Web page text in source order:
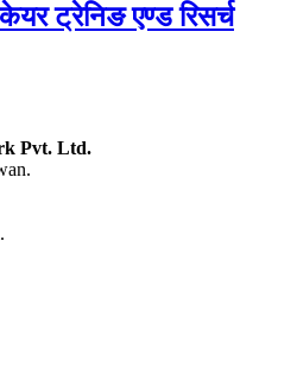
ट्रेनिङ एण्ड रिसर्च
Pvt. Ltd.